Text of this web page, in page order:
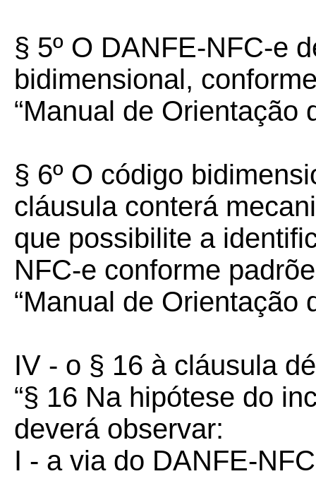
§ 5º O DANFE-NFC-e
bidimensional,
“Manual de Orientação
§ 6º O código
cláusula conterá
que possibilite a
NFC-e conforme
“Manual de Orientação
IV - o § 16 à cláusula
“§ 16 Na hipótese do
deverá observar:
I - a via do DANFE-